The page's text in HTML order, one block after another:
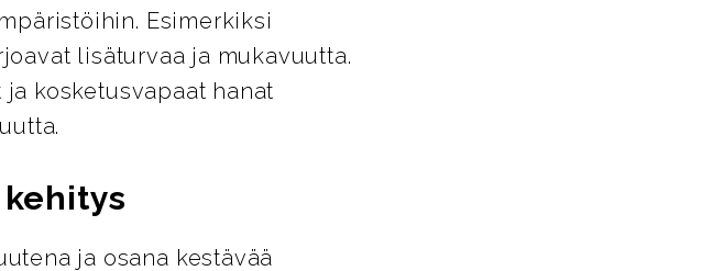
Esimerkiksi
lisäturvaa ja mukavuutta.
kosketusvapaat hanat
ja osana kestävää